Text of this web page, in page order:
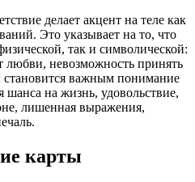
делает акцент на теле как
Это указывает на то, что
так и символической:
любви, невозможность принять
становится важным понимание
шанса на жизнь, удовольствие,
лишенная выражения,
карты